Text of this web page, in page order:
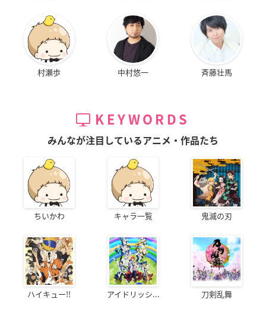
村瀬歩 中村悠一 斉藤壮馬
KEYWORDS
みんなが注目しているアニメ・作品たち
ちいかわ キャラ一覧 鬼滅の刃
ハイキュー!! アイドリッシ... 刀剣乱舞